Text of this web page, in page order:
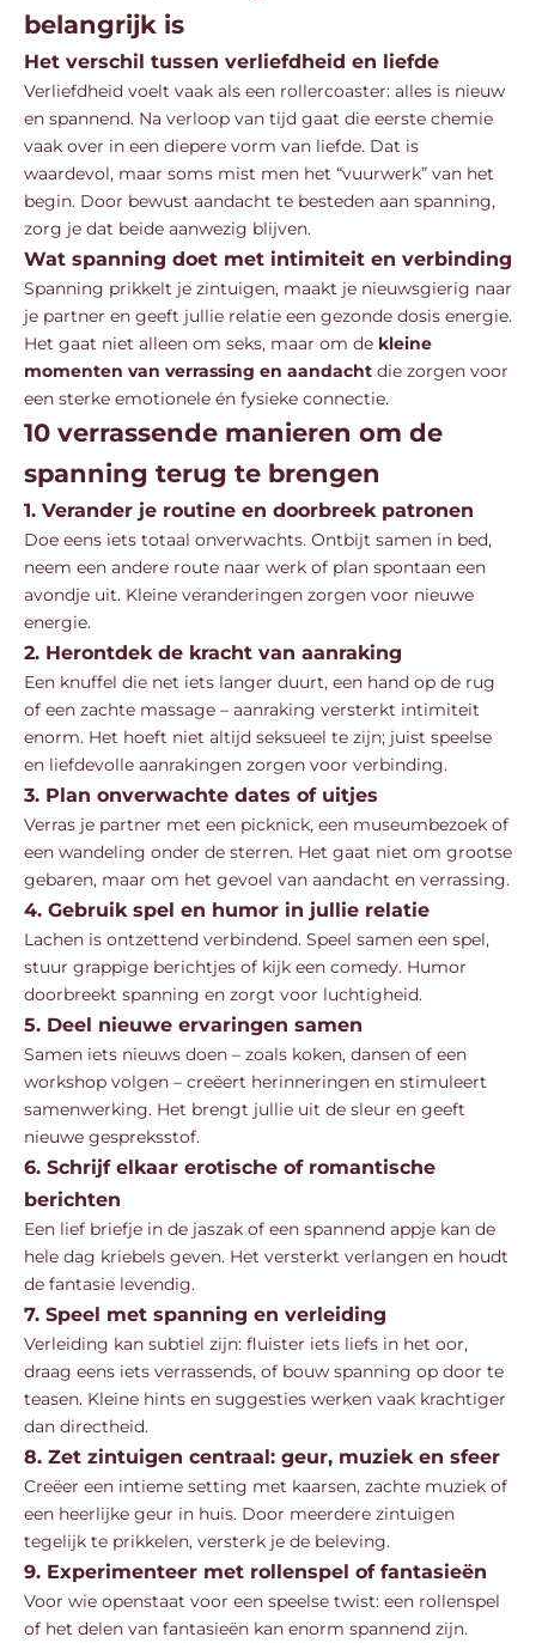
belangrijk is
Het verschil tussen verliefdheid en liefde
Verliefdheid voelt vaak als een rollercoaster: alles is nieuw
en spannend. Na verloop van tijd gaat die eerste chemie
vaak over in een diepere vorm van liefde. Dat is
waardevol, maar soms mist men het “vuurwerk” van het
begin. Door bewust aandacht te besteden aan spanning,
zorg je dat beide aanwezig blijven.
Wat spanning doet met intimiteit en verbinding
Spanning prikkelt je zintuigen, maakt je nieuwsgierig naar
je partner en geeft jullie relatie een gezonde dosis energie.
Het gaat niet alleen om seks, maar om de kleine
momenten van verrassing en aandacht die zorgen voor
een sterke emotionele én fysieke connectie.
10 verrassende manieren om de
spanning terug te brengen
1. Verander je routine en doorbreek patronen
Doe eens iets totaal onverwachts. Ontbijt samen in bed,
neem een andere route naar werk of plan spontaan een
avondje uit. Kleine veranderingen zorgen voor nieuwe
energie.
2. Herontdek de kracht van aanraking
Een knuffel die net iets langer duurt, een hand op de rug
of een zachte massage – aanraking versterkt intimiteit
enorm. Het hoeft niet altijd seksueel te zijn; juist speelse
en liefdevolle aanrakingen zorgen voor verbinding.
3. Plan onverwachte dates of uitjes
Verras je partner met een picknick, een museumbezoek of
een wandeling onder de sterren. Het gaat niet om grootse
gebaren, maar om het gevoel van aandacht en verrassing.
4. Gebruik spel en humor in jullie relatie
Lachen is ontzettend verbindend. Speel samen een spel,
stuur grappige berichtjes of kijk een comedy. Humor
doorbreekt spanning en zorgt voor luchtigheid.
5. Deel nieuwe ervaringen samen
Samen iets nieuws doen – zoals koken, dansen of een
workshop volgen – creëert herinneringen en stimuleert
samenwerking. Het brengt jullie uit de sleur en geeft
nieuwe gespreksstof.
6. Schrijf elkaar erotische of romantische
berichten
Een lief briefje in de jaszak of een spannend appje kan de
hele dag kriebels geven. Het versterkt verlangen en houdt
de fantasie levendig.
7. Speel met spanning en verleiding
Verleiding kan subtiel zijn: fluister iets liefs in het oor,
draag eens iets verrassends, of bouw spanning op door te
teasen. Kleine hints en suggesties werken vaak krachtiger
dan directheid.
8. Zet zintuigen centraal: geur, muziek en sfeer
Creëer een intieme setting met kaarsen, zachte muziek of
een heerlijke geur in huis. Door meerdere zintuigen
tegelijk te prikkelen, versterk je de beleving.
9. Experimenteer met rollenspel of fantasieën
Voor wie openstaat voor een speelse twist: een rollenspel
of het delen van fantasieën kan enorm spannend zijn.